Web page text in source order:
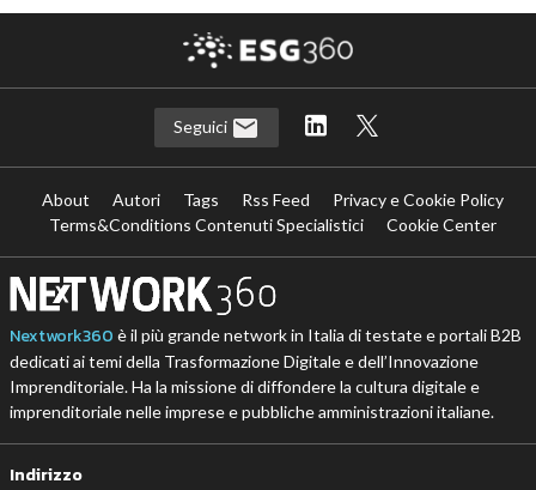
Seguici
About Autori Tags Rss Feed
Privacy e Cookie Policy
Terms&Conditions Contenuti Specialistici
Cookie Center
Nextwork360 è il più grande network in Italia di testate e portali B2B
dedicati ai temi della Trasformazione Digitale e dell’Innovazione
Imprenditoriale. Ha la missione di diffondere la cultura digitale e
imprenditoriale nelle imprese e pubbliche amministrazioni italiane.
Indirizzo